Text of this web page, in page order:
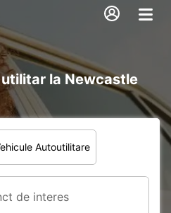
la Newcastle
Autoutilitare